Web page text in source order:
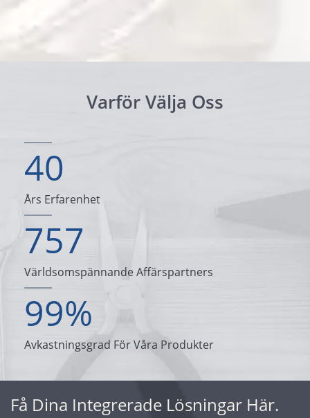
och stift är våra kända produkter.
Varför Välja Oss
40
Års Erfarenhet
757
Världsomspännande Affärspartners
99%
Avkastningsgrad För Våra Produkter
Få Dina Integrerade Lösningar Här.